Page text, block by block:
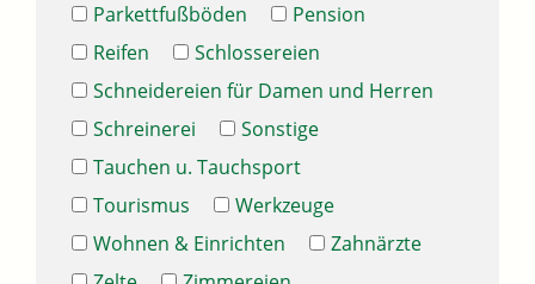
Parkettfußböden
Pension
Reifen
Schlossereien
Schneidereien für Damen und Herren
Schreinerei
Sonstige
Tauchen u. Tauchsport
Tourismus
Werkzeuge
Wohnen & Einrichten
Zahnärzte